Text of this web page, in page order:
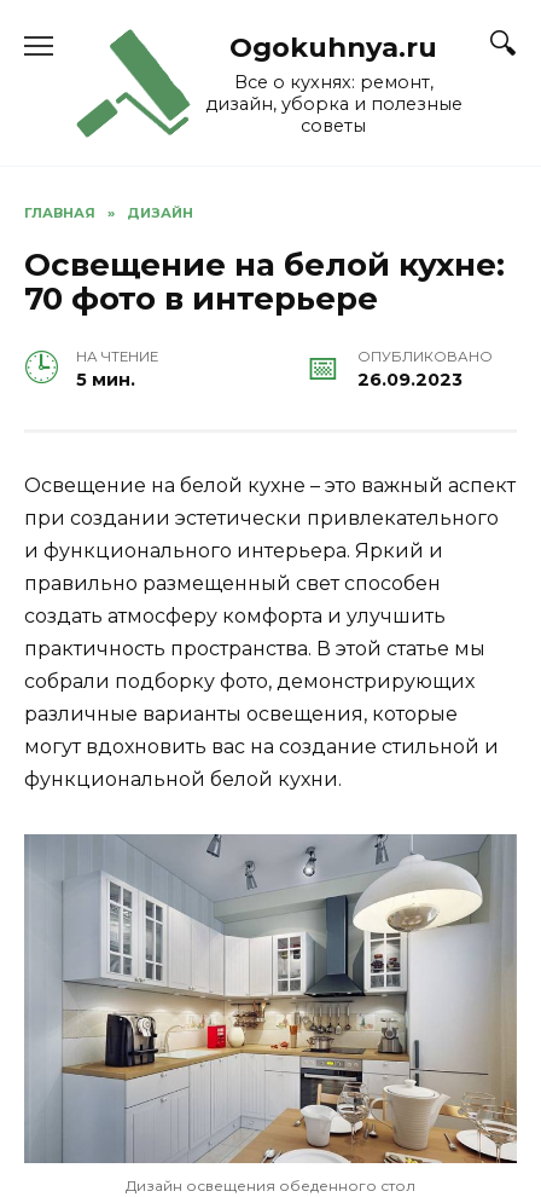
Ogokuhnya.ru
Все о кухнях: ремонт,
дизайн, уборка и полезные
советы
ГЛАВНАЯ » ДИЗАЙН
Освещение на белой кухне:
70 фото в интерьере
НА ЧТЕНИЕ
5 мин.
ОПУБЛИКОВАНО
26.09.2023
Освещение на белой кухне – это важный аспект
при создании эстетически привлекательного
и функционального интерьера. Яркий и
правильно размещенный свет способен
создать атмосферу комфорта и улучшить
практичность пространства. В этой статье мы
собрали подборку фото, демонстрирующих
различные варианты освещения, которые
могут вдохновить вас на создание стильной и
функциональной белой кухни.
Дизайн освещения обеденного стол